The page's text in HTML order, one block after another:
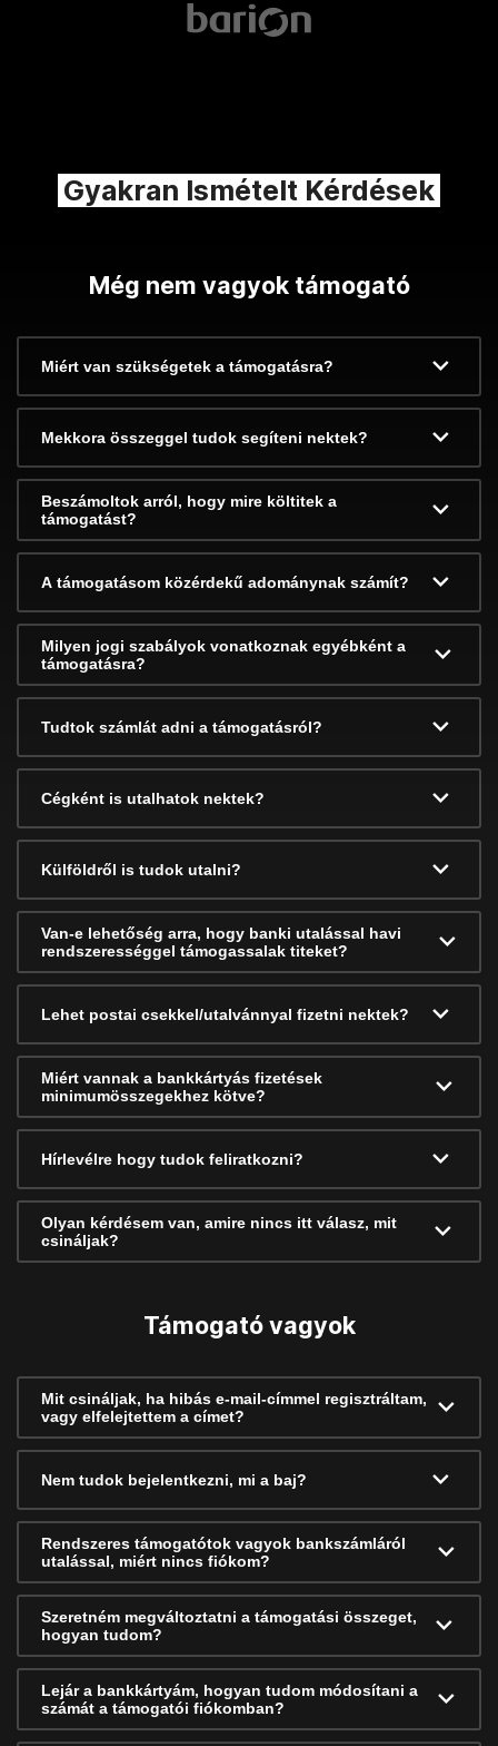
Gyakran Ismételt Kérdések
Még nem vagyok támogató
Miért van szükségetek a támogatásra?
Mekkora összeggel tudok segíteni nektek?
Beszámoltok arról, hogy mire költitek a
támogatást?
A támogatásom közérdekű adománynak számít?
Milyen jogi szabályok vonatkoznak egyébként a
támogatásra?
Tudtok számlát adni a támogatásról?
Cégként is utalhatok nektek?
Külföldről is tudok utalni?
Van-e lehetőség arra, hogy banki utalással havi
rendszerességgel támogassalak titeket?
Lehet postai csekkel/utalvánnyal fizetni nektek?
Miért vannak a bankkártyás fizetések
minimumösszegekhez kötve?
Hírlevélre hogy tudok feliratkozni?
Olyan kérdésem van, amire nincs itt válasz, mit
csináljak?
Támogató vagyok
Mit csináljak, ha hibás e-mail-címmel regisztráltam,
vagy elfelejtettem a címet?
Nem tudok bejelentkezni, mi a baj?
Rendszeres támogatótok vagyok bankszámláról
utalással, miért nincs fiókom?
Szeretném megváltoztatni a támogatási összeget,
hogyan tudom?
Lejár a bankkártyám, hogyan tudom módosítani a
számát a támogatói fiókomban?